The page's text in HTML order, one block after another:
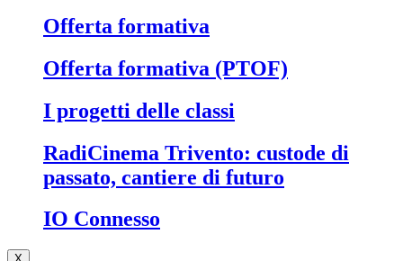
Offerta formativa
Offerta formativa (PTOF)
I progetti delle classi
RadiCinema Trivento: custode di
passato, cantiere di futuro
IO Connesso